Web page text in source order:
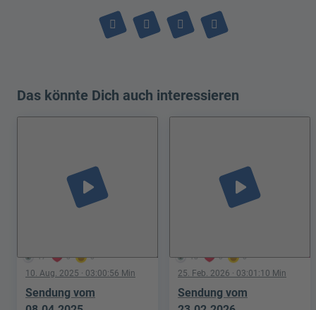
Das könnte Dich auch interessieren
17 0 0
play_arrow
10. Aug. 2025 · 03:00:56 Min
Sendung vom
18 0 0
play_arrow
25. Feb. 2026 · 03:01:10 Min
Sendung vom